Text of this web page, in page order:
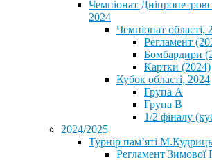
Чемпіонат
2024
Чемпіонат області,
Регламент
Бомбардири
Картки (2024)
Кубок області, 2024
Група А
Група В
1/2 фіналу
2024/2025
Турнір пам’яті
Регламент Зимової